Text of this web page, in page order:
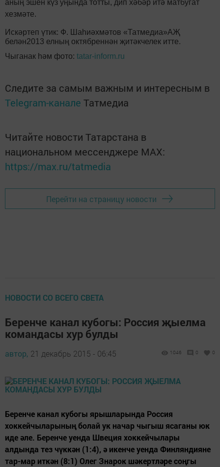
аның эшен күз уңында тотты, дип хәбәр итә матбугат
хезмәте.
Искәртеп үтик: Ф. Шаһиәхмәтов «Татмедиа»АҖ
белән2013 елның октябреннән җитәкчелек итте.
Чыганак һәм фото: tatar-inform.ru
Следите за самым важным и интересным в
Telegram-канале Татмедиа
Читайте новости Татарстана в
национальном мессенджере MАХ:
https://max.ru/tatmedia
Перейти на страницу новости
НОВОСТИ СО ВСЕГО СВЕТА
Беренче канал кубогы: Россия җыелма
командасы хур булды
автор, 21 декабрь 2015 - 06:45 1046 0 0
Беренче канал кубогы ярышларында Россия
хоккейчыларының болай ук начар чыгыш ясаганы юк
иде әле. Беренче уенда Швеция хоккейчылары
алдында тез чүккән (1:4), ә икенче уенда Финляндияне
тар-мар иткән (8:1) Олег Знарок шәкертләре соңгы